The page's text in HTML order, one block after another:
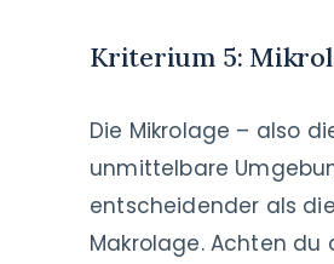
Kriterium 5:
Die Mikrolage – also
unmittelbare
entscheidender als die
Makrolage. Achten du